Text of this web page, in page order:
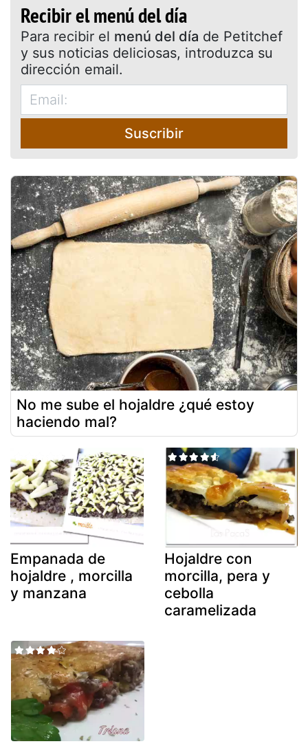
Recibir el menú del día
Para recibir el menú del día de Petitchef
y sus noticias deliciosas, introduzca su
dirección email.
Suscribir
No me sube el hojaldre ¿qué estoy
haciendo mal?
Empanada de
hojaldre , morcilla
y manzana
Hojaldre con
morcilla, pera y
cebolla
caramelizada